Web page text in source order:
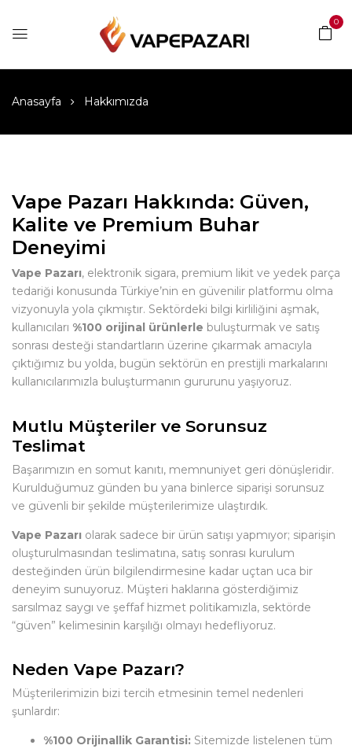
0
Anasayfa Hakkımızda
Vape Pazarı Hakkında: Güven,
Kalite ve Premium Buhar
Deneyimi
Vape Pazarı, elektronik sigara, premium likit ve yedek parça
tedariği konusunda Türkiye’nin en güvenilir platformu olma
vizyonuyla yola çıkmıştır. Sektördeki bilgi kirliliğini aşmak,
kullanıcıları %100 orijinal ürünlerle buluşturmak ve satış
sonrası desteği standartların üzerine çıkarmak amacıyla
çıktığımız bu yolda, bugün sektörün en prestijli markalarını
kullanıcılarımızla buluşturmanın gururunu yaşıyoruz.
Mutlu Müşteriler ve Sorunsuz
Teslimat
Başarımızın en somut kanıtı, memnuniyet geri dönüşleridir.
Kurulduğumuz günden bu yana binlerce siparişi sorunsuz
ve güvenli bir şekilde müşterilerimize ulaştırdık.
Vape Pazarı olarak sadece bir ürün satışı yapmıyor; siparişin
oluşturulmasından teslimatına, satış sonrası kurulum
desteğinden ürün bilgilendirmesine kadar uçtan uca bir
deneyim sunuyoruz. Müşteri haklarına gösterdiğimiz
sarsılmaz saygı ve şeffaf hizmet politikamızla, sektörde
“güven” kelimesinin karşılığı olmayı hedefliyoruz.
Neden Vape Pazarı?
Müşterilerimizin bizi tercih etmesinin temel nedenleri
şunlardır:
%100 Orijinallik Garantisi: Sitemizde listelenen tüm